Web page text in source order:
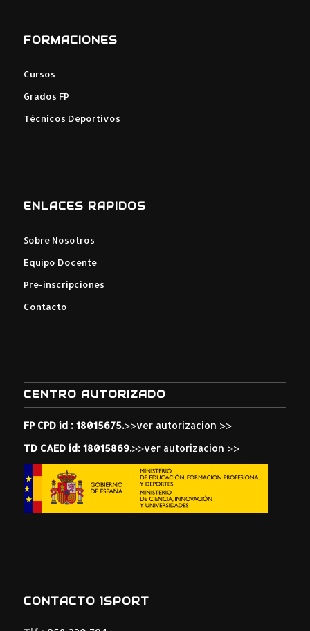
FORMACIONES
Cursos
Grados FP
Técnicos Deportivos
ENLACES RAPIDOS
Sobre Nosotros
Equipo Docente
Pre-inscripciones
Contacto
CENTRO AUTORIZADO
FP CPD íd : 18015675.>>ver autorizacion >>
TD CAED íd: 18015869.>>ver autorizacion >>
CONTACTO 1SPORT